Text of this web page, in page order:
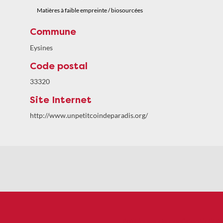
Matières à faible empreinte / biosourcées
Commune
Eysines
Code postal
33320
Site Internet
http://www.unpetitcoindeparadis.org/